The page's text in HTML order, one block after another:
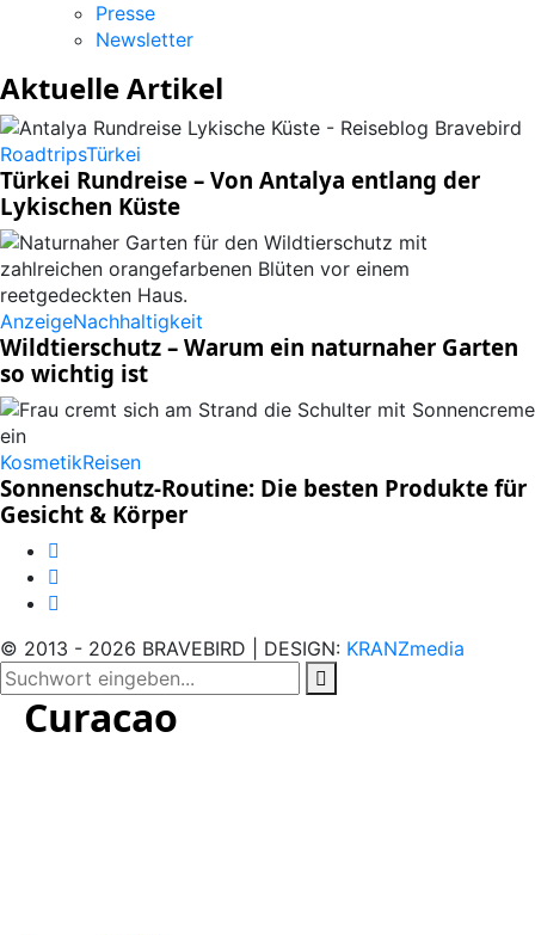
Presse
Newsletter
Aktuelle Artikel
RoadtripsTürkei
Türkei Rundreise – Von Antalya entlang der
Lykischen Küste
AnzeigeNachhaltigkeit
Wildtierschutz – Warum ein naturnaher Garten
so wichtig ist
KosmetikReisen
Sonnenschutz-Routine: Die besten Produkte für
Gesicht & Körper
© 2013 - 2026 BRAVEBIRD | DESIGN: KRANZmedia
Curacao